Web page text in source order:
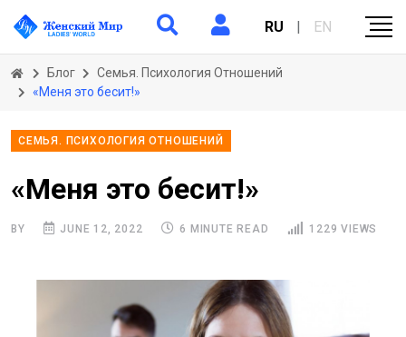
RU | EN
Блог
Семья. Психология Отношений
«Меня это бесит!»
СЕМЬЯ. ПСИХОЛОГИЯ ОТНОШЕНИЙ
«Меня это бесит!»
BY JUNE 12, 2022 6 MINUTE READ 1229 VIEWS